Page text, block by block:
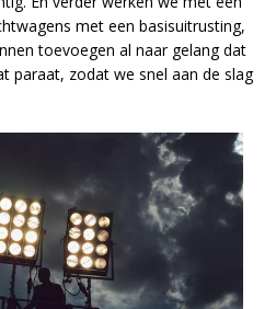
met een basisuitrusting,
toevoegen al naar gelang dat
paraat, zodat we snel aan de slag